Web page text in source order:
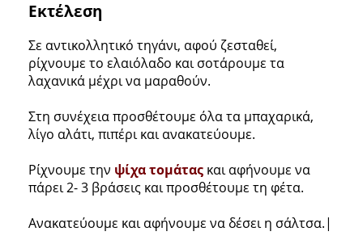
Εκτέλεση
Σε αντικολλητικό τηγάνι, αφού ζεσταθεί,
ρίχνουμε το ελαιόλαδο και σοτάρουμε τα
λαχανικά μέχρι να μαραθούν.
Στη συνέχεια προσθέτουμε όλα τα μπαχαρικά,
λίγο αλάτι, πιπέρι και ανακατεύουμε.
Ρίχνουμε την ψίχα τομάτας και αφήνουμε να
πάρει 2- 3 βράσεις και προσθέτουμε τη φέτα.
Ανακατεύουμε και αφήνουμε να δέσει η σάλτσα.|